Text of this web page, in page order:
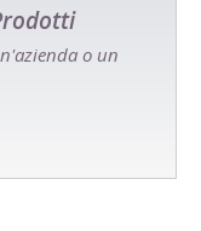
o un